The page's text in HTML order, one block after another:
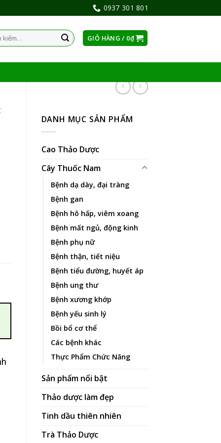
0937 301 801
GIỎ HÀNG / 0₫
DANH MỤC SẢN PHẨM
Cao Thảo Dược
Cây Thuốc Nam
Bệnh dạ dày, đại tràng
Bệnh gan
Bệnh hô hấp, viêm xoang
Bệnh mất ngủ, động kinh
Bệnh phụ nữ
Bệnh thận, tiết niệu
Bệnh tiểu đường, huyết áp
Bệnh ung thư
Bệnh xương khớp
Bệnh yếu sinh lý
Bồi bổ cơ thể
Các bệnh khác
Thực Phẩm Chức Năng
Sản phẩm nổi bật
Thảo dược làm đẹp
Tinh dầu thiên nhiên
Trà Thảo Dược